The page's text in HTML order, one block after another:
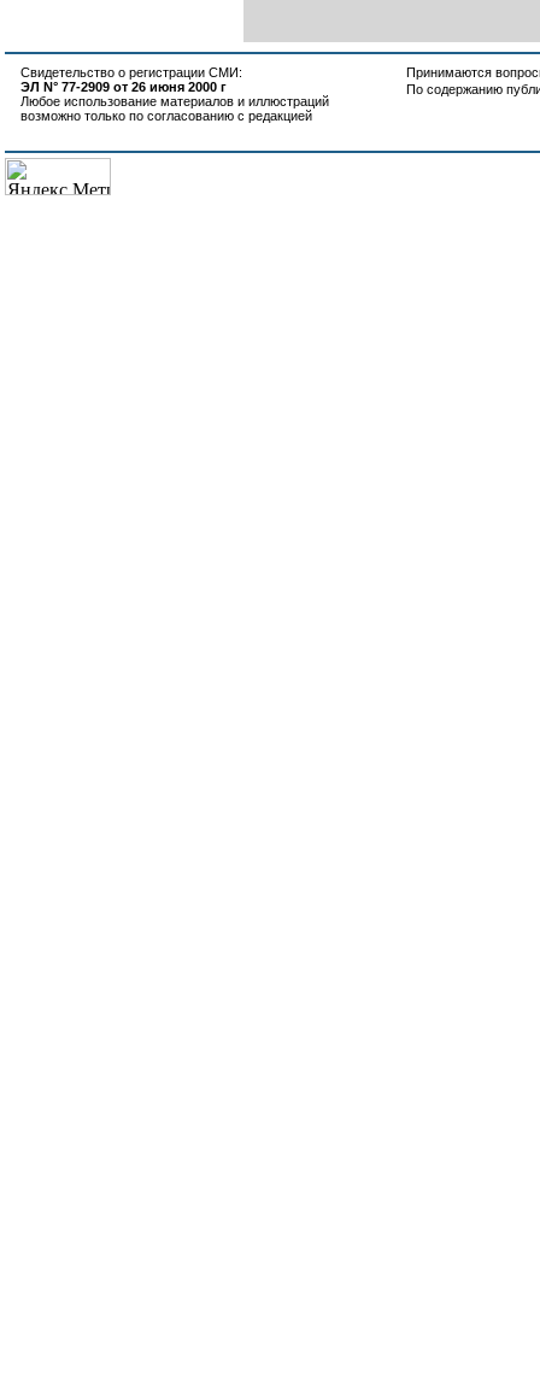
Свидетельство о регистрации СМИ:
ЭЛ N° 77-2909 от 26 июня 2000 г
Любое использование материалов и иллюстраций
возможно только по согласованию с редакцией
Принимаются
По содержанию